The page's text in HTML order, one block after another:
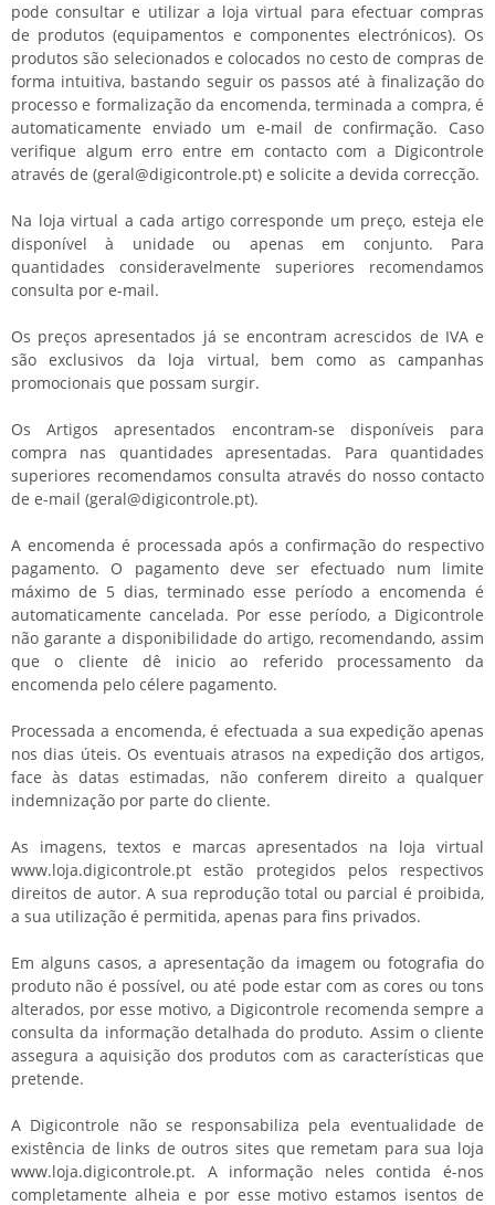
pode consultar e utilizar a loja virtual para efectuar compras
de produtos (equipamentos e componentes electrónicos). Os
produtos são selecionados e colocados no cesto de compras de
forma intuitiva, bastando seguir os passos até à finalização do
processo e formalização da encomenda, terminada a compra, é
automaticamente enviado um e-mail de confirmação. Caso
verifique algum erro entre em contacto com a Digicontrole
através de (geral@digicontrole.pt) e solicite a devida correcção.
Na loja virtual a cada artigo corresponde um preço, esteja ele
disponível à unidade ou apenas em conjunto. Para
quantidades consideravelmente superiores recomendamos
consulta por e-mail.
Os preços apresentados já se encontram acrescidos de IVA e
são exclusivos da loja virtual, bem como as campanhas
promocionais que possam surgir.
Os Artigos apresentados encontram-se disponíveis para
compra nas quantidades apresentadas. Para quantidades
superiores recomendamos consulta através do nosso contacto
de e-mail (geral@digicontrole.pt).
A encomenda é processada após a confirmação do respectivo
pagamento. O pagamento deve ser efectuado num limite
máximo de 5 dias, terminado esse período a encomenda é
automaticamente cancelada. Por esse período, a Digicontrole
não garante a disponibilidade do artigo, recomendando, assim
que o cliente dê inicio ao referido processamento da
encomenda pelo célere pagamento.
Processada a encomenda, é efectuada a sua expedição apenas
nos dias úteis. Os eventuais atrasos na expedição dos artigos,
face às datas estimadas, não conferem direito a qualquer
indemnização por parte do cliente.
As imagens, textos e marcas apresentados na loja virtual
www.loja.digicontrole.pt estão protegidos pelos respectivos
direitos de autor. A sua reprodução total ou parcial é proibida,
a sua utilização é permitida, apenas para fins privados.
Em alguns casos, a apresentação da imagem ou fotografia do
produto não é possível, ou até pode estar com as cores ou tons
alterados, por esse motivo, a Digicontrole recomenda sempre a
consulta da informação detalhada do produto. Assim o cliente
assegura a aquisição dos produtos com as características que
pretende.
A Digicontrole não se responsabiliza pela eventualidade de
existência de links de outros sites que remetam para sua loja
www.loja.digicontrole.pt. A informação neles contida é-nos
completamente alheia e por esse motivo estamos isentos de